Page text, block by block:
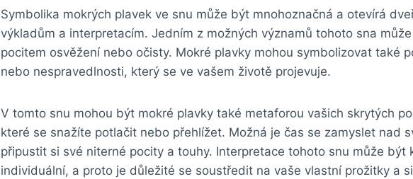
Symbolika mokrých plavek ve snu může být mnohoznačná a otevírá
výkladům a interpretacím. Jedním z možných významů tohoto sna
pocitem osvěžení nebo očisty. Mokré plavky mohou symbolizovat také
nebo nespravedlnosti, který se ve vašem životě projevuje.
V tomto snu mohou být mokré plavky také metaforou vašich skrytých
které se snažíte potlačit nebo přehlížet. Možná je čas se zamyslet nad
připustit si své niterné pocity a touhy. Interpretace tohoto snu může být
individuální, a proto je důležité se soustředit na vaše vlastní prožitky a